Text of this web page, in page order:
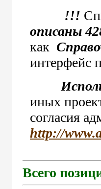
!!!
описаны
как
интерфейс
иных
согласия
http://
Всего